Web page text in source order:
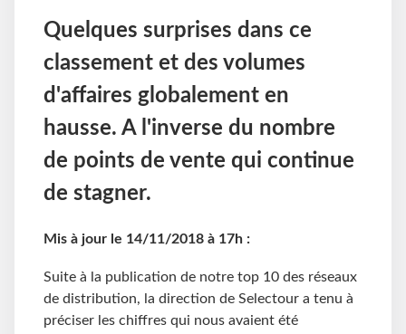
Quelques surprises dans ce
classement et des volumes
d'affaires globalement en
hausse. A l'inverse du nombre
de points de vente qui continue
de stagner.
Mis à jour le 14/11/2018 à 17h :
Suite à la publication de notre top 10 des réseaux
de distribution, la direction de Selectour a tenu à
préciser les chiffres qui nous avaient été